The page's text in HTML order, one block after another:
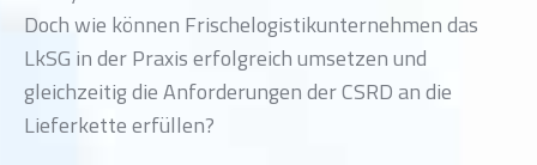
Doch wie können Frischelogistikunternehmen das
LkSG in der Praxis erfolgreich umsetzen und
gleichzeitig die Anforderungen der CSRD an die
Lieferkette erfüllen?